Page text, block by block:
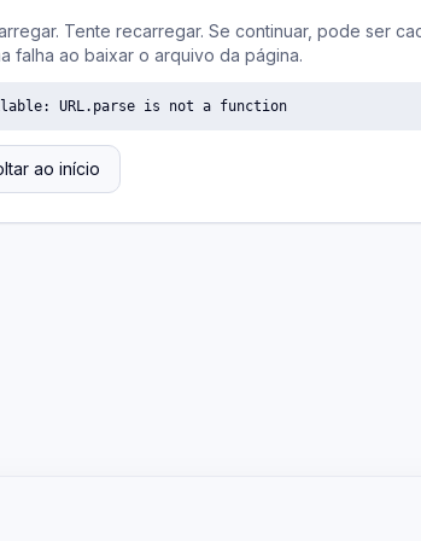
Tente recarregar. Se continuar, pode ser
falha ao baixar o arquivo da página.
URL.parse is not a function
ao início